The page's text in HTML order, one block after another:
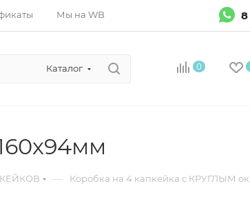
Мы на WB 8
Каталог 0
— Коробка на 4 капкейка с КРУГЛЫМ